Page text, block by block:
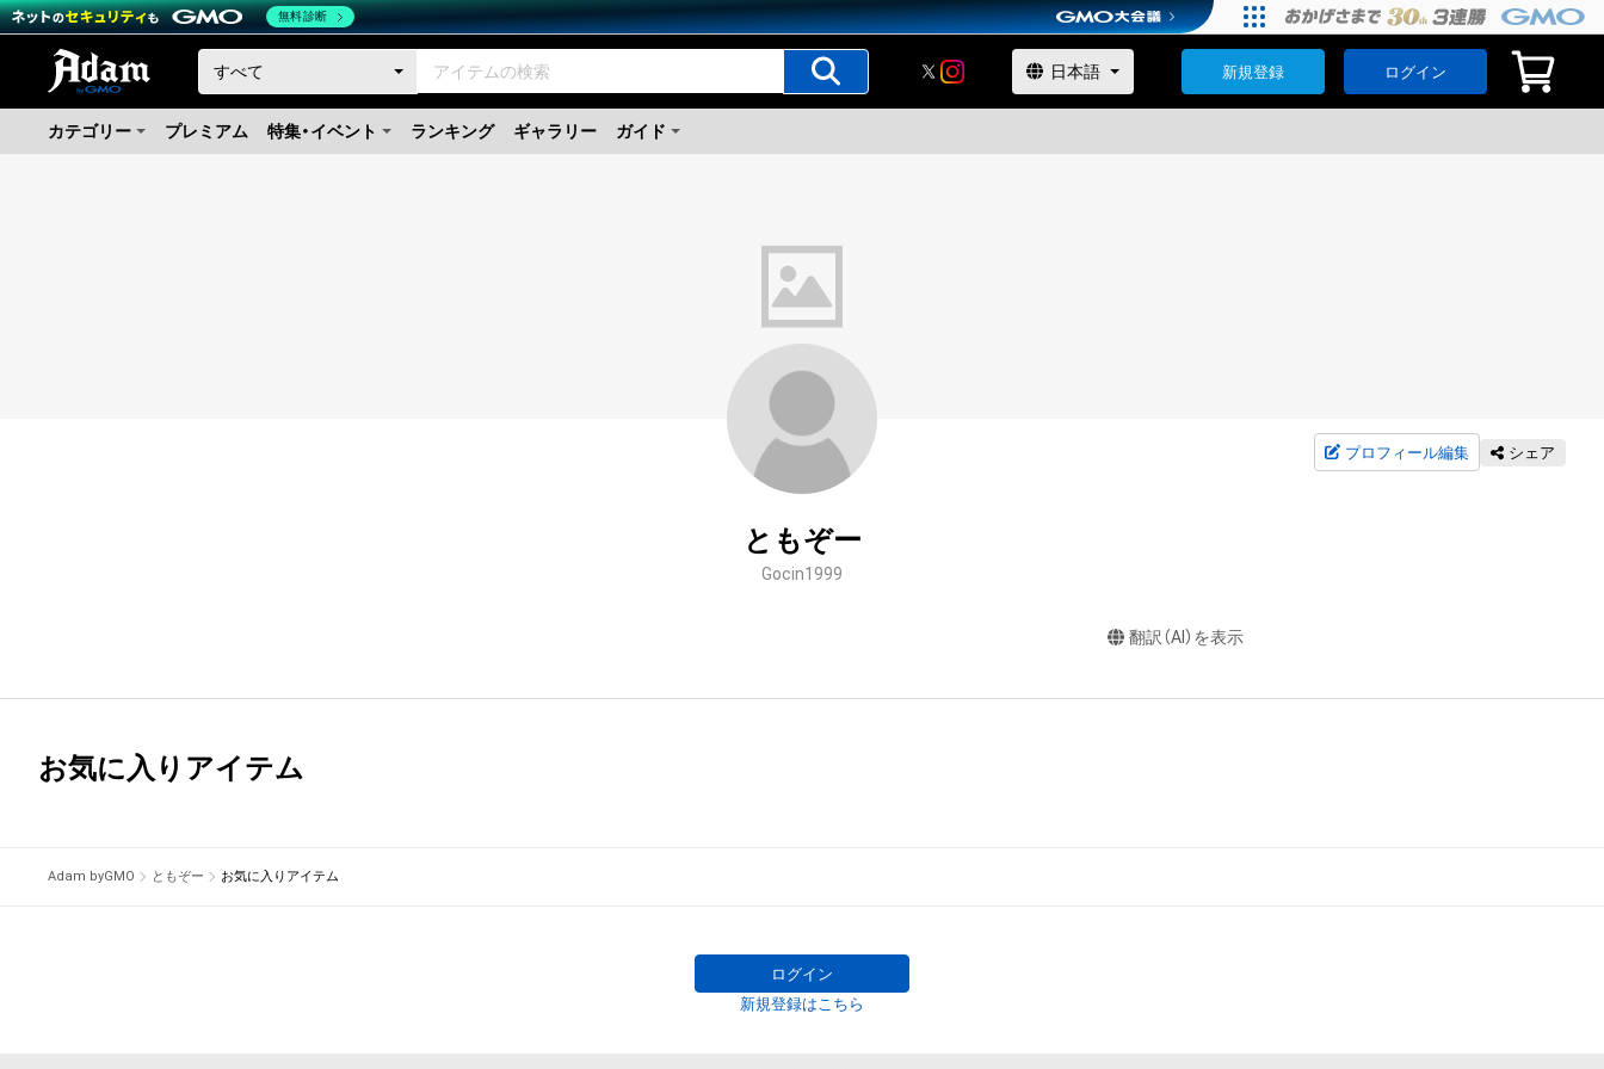
新規登録 ログイン
カテゴリー プレミアム 特集・イベント ランキング ギャラリー ガイド
プロフィール編集 シェア
ともぞー
Gocin1999
翻訳（AI）を表示
お気に入りアイテム
Adam byGMO ともぞー お気に入りアイテム
ログイン
新規登録はこちら
無料診断